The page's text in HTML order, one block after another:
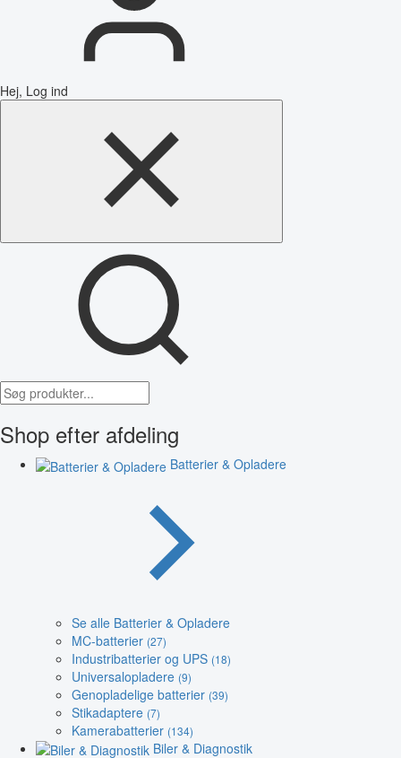
Hej, Log ind
Shop efter afdeling
Batterier & Opladere
Se alle Batterier & Opladere
MC-batterier (27)
Industribatterier og UPS (18)
Universalopladere (9)
Genopladelige batterier (39)
Stikadaptere (7)
Kamerabatterier (134)
Biler & Diagnostik